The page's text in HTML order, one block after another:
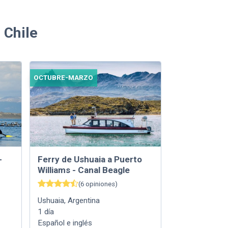
OCTUBRE-MARZO
Ferry de Ushuaia a Puerto
Williams - Canal Beagle
(6 opiniones)
Ushuaia,Argentina
1 día
Español e inglés